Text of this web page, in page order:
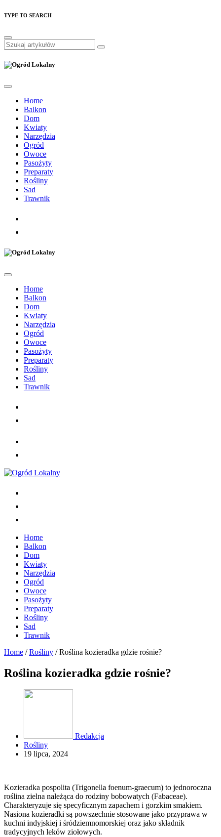
TYPE TO SEARCH
Home
Balkon
Dom
Kwiaty
Narzędzia
Ogród
Owoce
Pasożyty
Preparaty
Rośliny
Sad
Trawnik
Home
Balkon
Dom
Kwiaty
Narzędzia
Ogród
Owoce
Pasożyty
Preparaty
Rośliny
Sad
Trawnik
Home
Balkon
Dom
Kwiaty
Narzędzia
Ogród
Owoce
Pasożyty
Preparaty
Rośliny
Sad
Trawnik
Home /Rośliny /Roślina kozieradka gdzie rośnie?
Roślina kozieradka gdzie rośnie?
Redakcja
Rośliny
19 lipca, 2024
Kozieradka pospolita (Trigonella foenum-graecum) to jednoroczna
roślina zielna należąca do rodziny bobowatych (Fabaceae).
Charakteryzuje się specyficznym zapachem i gorzkim smakiem.
Nasiona kozieradki są powszechnie stosowane jako przyprawa w
kuchni indyjskiej i śródziemnomorskiej oraz jako składnik
tradycyjnych leków ziołowych.